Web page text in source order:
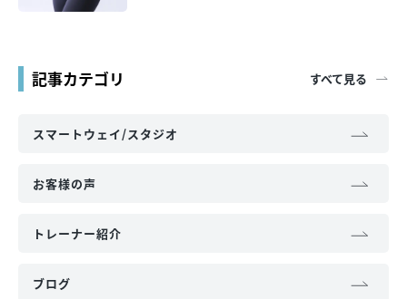
記事カテゴリ すべて見る
スマートウェイ/スタジオ
お客様の声
トレーナー紹介
ブログ